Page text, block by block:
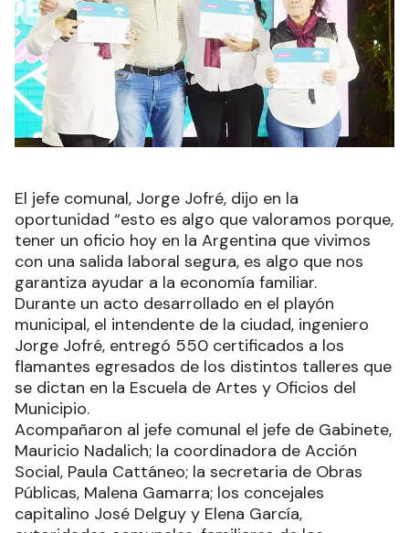
El jefe comunal, Jorge Jofré, dijo en la
oportunidad “esto es algo que valoramos porque,
tener un oficio hoy en la Argentina que vivimos
con una salida laboral segura, es algo que nos
garantiza ayudar a la economía familiar.
Durante un acto desarrollado en el playón
municipal, el intendente de la ciudad, ingeniero
Jorge Jofré, entregó 550 certificados a los
flamantes egresados de los distintos talleres que
se dictan en la Escuela de Artes y Oficios del
Municipio.
Acompañaron al jefe comunal el jefe de Gabinete,
Mauricio Nadalich; la coordinadora de Acción
Social, Paula Cattáneo; la secretaria de Obras
Públicas, Malena Gamarra; los concejales
capitalino José Delguy y Elena García,